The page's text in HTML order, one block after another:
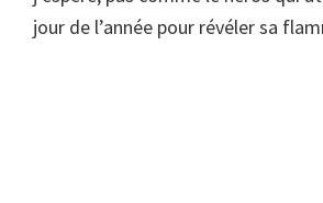
jour de l’année pour révéler sa